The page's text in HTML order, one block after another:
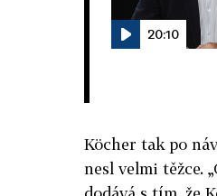
20:10
Köcher tak po
nesl velmi těžce.